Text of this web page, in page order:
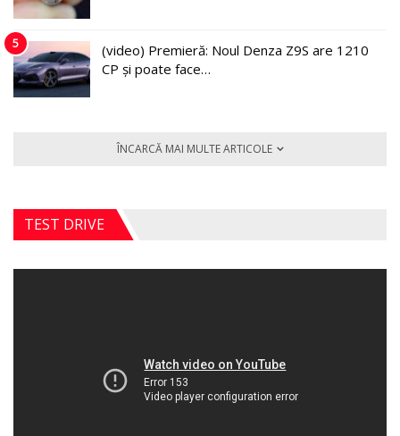
5
(video) Premieră: Noul Denza Z9S are 1210
CP și poate face…
ÎNCARCĂ MAI MULTE ARTICOLE
TEST DRIVE